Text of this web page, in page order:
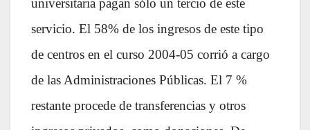
servicio. El 58% de los ingresos de este tipo
de centros en el curso 2004-05 corrió a cargo
de las Administraciones Públicas. El 7 %
restante procede de transferencias y otros